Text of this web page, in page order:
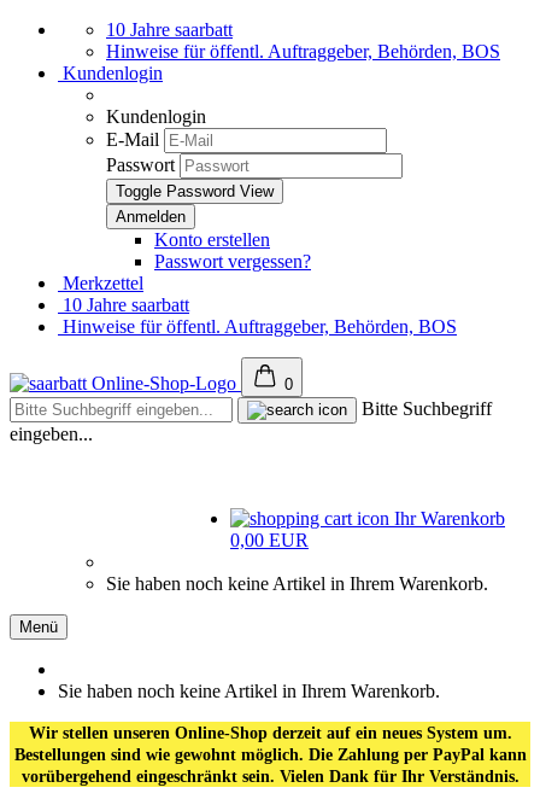
10 Jahre saarbatt
Hinweise für öffentl. Auftraggeber, Behörden, BOS
Kundenlogin
Kundenlogin
E-Mail
Passwort
Toggle Password View
Konto erstellen
Passwort vergessen?
Merkzettel
10 Jahre saarbatt
Hinweise für öffentl. Auftraggeber, Behörden, BOS
0
Bitte Suchbegriff
eingeben...
Ihr Warenkorb
0,00 EUR
Sie haben noch keine Artikel in Ihrem Warenkorb.
Menü
Sie haben noch keine Artikel in Ihrem Warenkorb.
Wir stellen unseren Online-Shop derzeit auf ein neues System um.
Bestellungen sind wie gewohnt möglich. Die Zahlung per PayPal kann
vorübergehend eingeschränkt sein. Vielen Dank für Ihr Verständnis.